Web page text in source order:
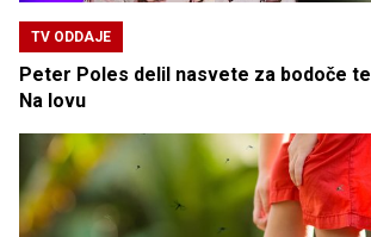
TV ODDAJE
Peter Poles delil nasvete za bodoče
Na lovu